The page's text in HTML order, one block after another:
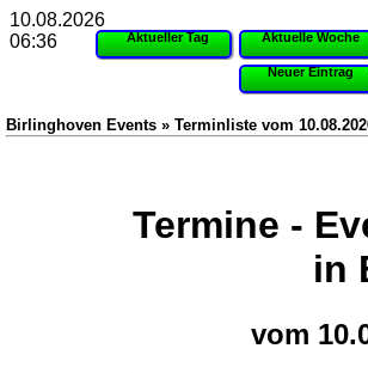
Aktueller Tag Aktuelle Woche
Neuer Eintrag
Birlinghoven Events » Terminliste vom
Termine -
in
vom
10.08.2026
06:36